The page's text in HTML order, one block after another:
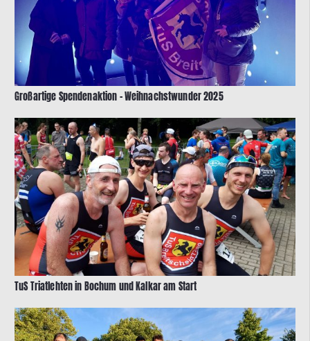
Großartige Spendenaktion – Weihnachstwunder 2025
TuS Triatlehten in Bochum und Kalkar am Start